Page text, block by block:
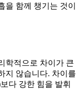
을 함께 챙기는 것이
학적으로 차이가 큰
지 않습니다. 차이를
다 강한 힘을 발휘